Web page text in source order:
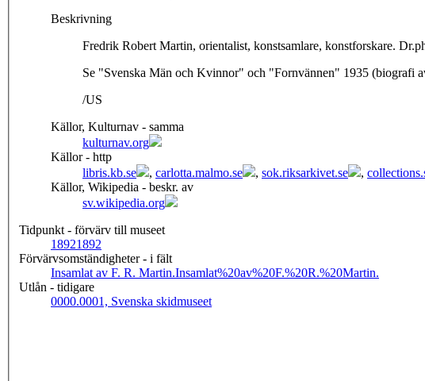
Beskrivning
Se "Svenska Män och Kvinnor" och "Fornvännen" 1935 (biografi
/US
Källor, Kulturnav - samma
kulturnav.org
Källor - http
libris.kb.se
, carlotta.malmo.se , sok.riksarkivet.se ,
Källor, Wikipedia - beskr. av
sv.wikipedia.org
Tidpunkt - förvärv till museet
18921892
Förvärvsomständigheter - i fält
Insamlat av F. R. Martin.Insamlat%20av%20F.%20R.%20Martin.
Utlån - tidigare
0000.0001, Svenska skidmuseet